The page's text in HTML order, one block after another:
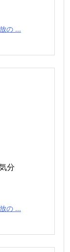
の ...
分
の ...